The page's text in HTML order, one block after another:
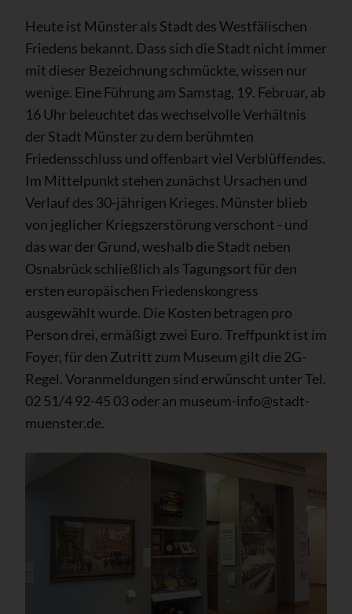
Heute ist Münster als Stadt des Westfälischen
Friedens bekannt. Dass sich die Stadt nicht immer
mit dieser Bezeichnung schmückte, wissen nur
wenige. Eine Führung am Samstag, 19. Februar, ab
16 Uhr beleuchtet das wechselvolle Verhältnis
der Stadt Münster zu dem berühmten
Friedensschluss und offenbart viel Verblüffendes.
Im Mittelpunkt stehen zunächst Ursachen und
Verlauf des 30-jährigen Krieges. Münster blieb
von jeglicher Kriegszerstörung verschont - und
das war der Grund, weshalb die Stadt neben
Osnabrück schließlich als Tagungsort für den
ersten europäischen Friedenskongress
ausgewählt wurde. Die Kosten betragen pro
Person drei, ermäßigt zwei Euro. Treffpunkt ist im
Foyer, für den Zutritt zum Museum gilt die 2G-
Regel. Voranmeldungen sind erwünscht unter Tel.
02 51/4 92-45 03 oder an museum-info@stadt-
muenster.de.